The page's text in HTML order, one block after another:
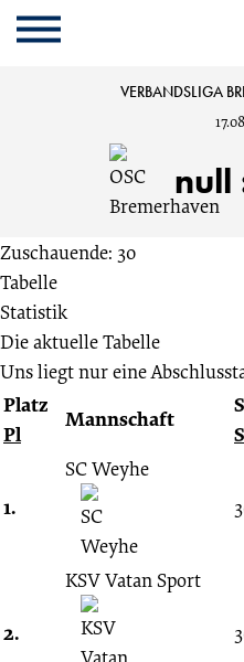
Cookie
Einstellungen
Zum
Inhalt
Cookie
Einstellungen
Kopfbereich
MENU
Bremerhaven
Bremer
SV
0:5
02
Spieltag
17.08.2002
-
VERBANDSLIGA
null
Zuschauende: 30
Tabelle
Statistik
Die aktuelle Tabelle
Uns liegt nur eine
Platz
Pl
Mannschaft
1.
SC Weyhe
2.
KSV Vatan Sport